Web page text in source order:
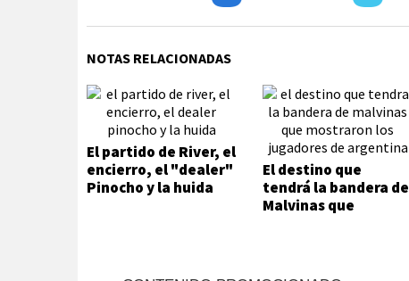
NOTAS RELACIONADAS
El partido de River, el
encierro, el "dealer"
Pinocho y la huida
El destino que
tendrá la bandera de
Malvinas que